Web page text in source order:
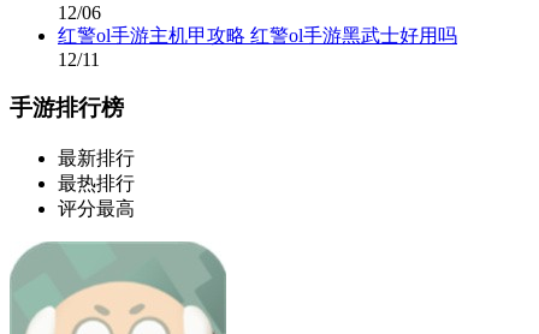
12/06
红警ol手游主机甲攻略 红警ol手游黑武士好用吗
12/11
手游排行榜
最新排行
最热排行
评分最高